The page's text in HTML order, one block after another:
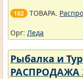
162 ТОВАРА.
Орг: Леда
Рыбалка и
РАСПРОДАЖА